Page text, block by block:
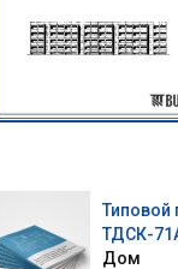
Типовой
ТДСК-
Дом